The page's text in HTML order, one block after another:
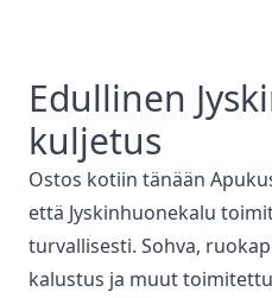
Edullinen
kuljetus
Ostos kotiin tänään
että Jyskinhuonekalu
turvallisesti. Sohva,
kalustus ja muut